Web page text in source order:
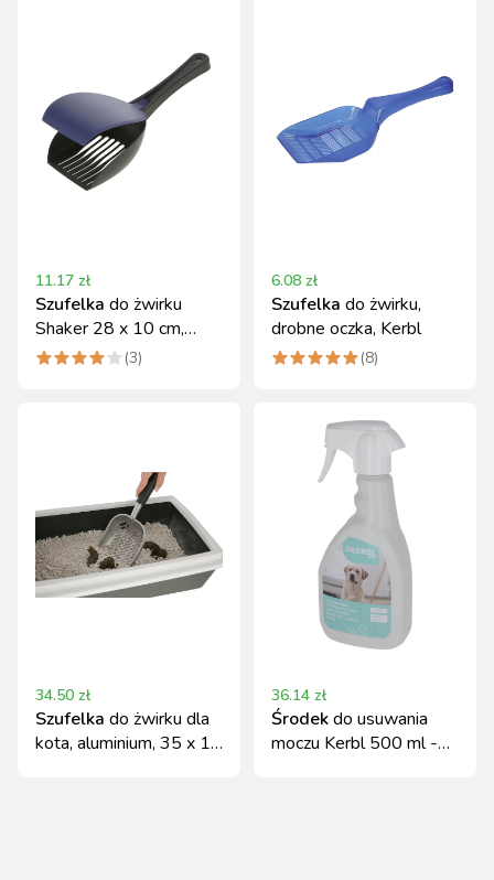
11.17 zł
Szufelka do żwirku
Shaker 28 x 10 cm,
granatowa Kerbl
(3)
6.08 zł
Szufelka do żwirku,
drobne oczka, Kerbl
(8)
34.50 zł
Szufelka do żwirku dla
kota, aluminium, 35 x 14
36.14 zł
Środekdo usuwania
moczu Kerbl 500 ml -